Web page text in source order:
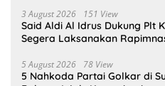
3 August 2026 151 View
Said Aldi Al Idrus Dukung Plt
Segera Laksanakan
5 August 2026 78 View
5 Nahkoda Partai Golkar di